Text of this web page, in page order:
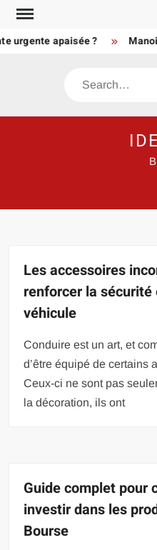
Skip
contentapaisée ? Manoir
Search
Les accessoires
renforcer la
véhicule
Conduire est un art, et
d’être équipé de certains
Ceux-ci ne sont pas
la décoration, ils ont
Guide complet pour
investir dans les
Bourse